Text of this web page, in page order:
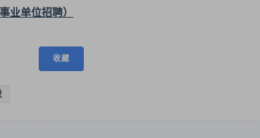
业单位招聘）
收藏